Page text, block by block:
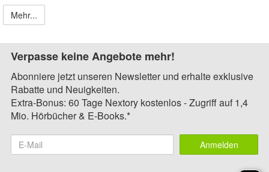
Mehr...
Verpasse keine Angebote mehr!
Abonniere jetzt unseren Newsletter und erhalte exklusive
Rabatte und Neuigkeiten.
Extra-Bonus: 60 Tage Nextory kostenlos - Zugriff auf 1,4
Mio. Hörbücher & E-Books.*
Anmelden